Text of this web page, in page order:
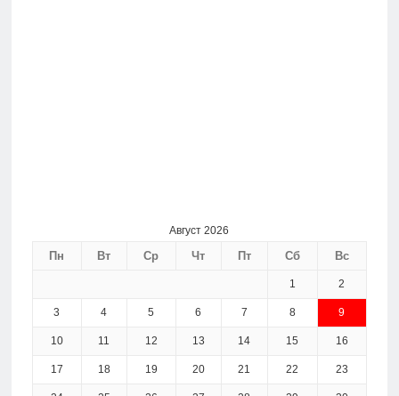
Август 2026
Пн Вт Ср Чт Пт Сб Вс
1 2
3 4 5 6 7 8 9
10 11 12 13 14 15 16
17 18 19 20 21 22 23